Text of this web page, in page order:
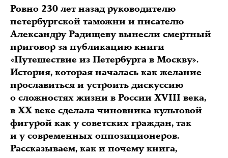
Ровно 230 лет назад руководителю
петербургской таможни и писателю
Александру Радищеву вынесли смертный
приговор за публикацию книги
«Путешествие из Петербурга в Москву».
История, которая началась как желание
прославиться и устроить дискуссию
о сложностях жизни в России XVIII века,
в XX веке сделала чиновника культовой
фигурой как у советских граждан, так
и у современных оппозиционеров.
Рассказываем, как и почему книга,